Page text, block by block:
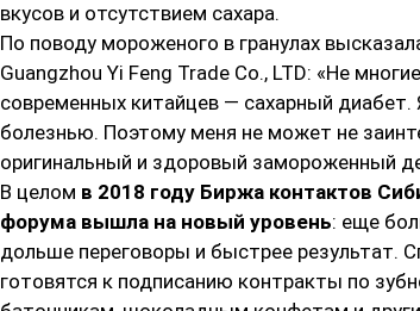
вкусов и отсутствием сахара.
По поводу мороженого в гранулах
Guangzhou Yi Feng Trade Co., LTD: «Не
современных китайцев — сахарный
болезнью. Поэтому меня не может не
оригинальный и здоровый замороженный
В целом в 2018 году Биржа контактов
форума вышла на новый уровень: еще
дольше переговоры и быстрее результат.
готовятся к подписанию контракты по